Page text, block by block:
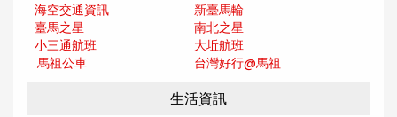
海空交通資訊
新臺馬輪
臺馬之星
南北之星
小三通航班
大坵航班
馬祖公車
台灣好行@馬祖
生活資訊